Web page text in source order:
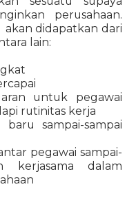
perusahaan.
didapatkan dari
lain:
untuk pegawai
rutinitas kerja
sampai-sampai
pegawai sampai-
kerjasama dalam